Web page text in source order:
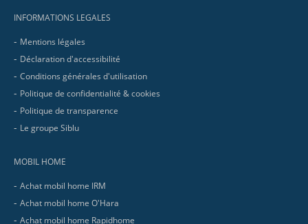
INFORMATIONS LEGALES
Mentions légales
Déclaration d'accessibilité
Conditions générales d'utilisation
Politique de confidentialité & cookies
Politique de transparence
Le groupe Siblu
MOBIL HOME
Achat mobil home IRM
Achat mobil home O'Hara
Achat mobil home Rapidhome